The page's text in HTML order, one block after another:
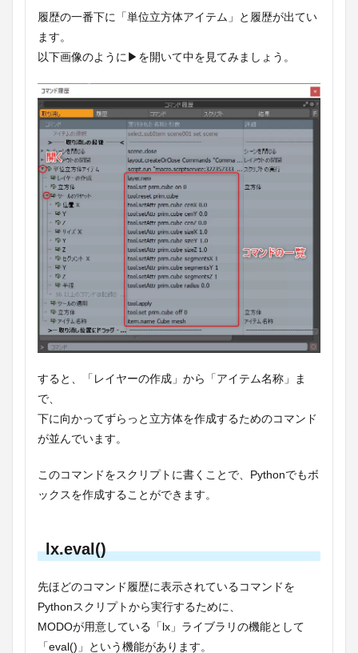
履歴の一番下に「単位立方体アイテム」と履歴が出てい
ます。
以下画像のように▶を開いて中を見てみましょう。
すると、「レイヤーの作成」から「アイテム名称」ま
で、
下に向かってずらっと立方体を作成するためのコマンド
が並んでいます。
このコマンドをスクリプトに書くことで、Pythonでもボ
ックスを作成することができます。
lx.eval()
先ほどのコマンド履歴に表示されているコマンドを
Pythonスクリプトから実行するために、
MODOが用意している「lx」ライブラリの機能として
「eval()」という機能があります。